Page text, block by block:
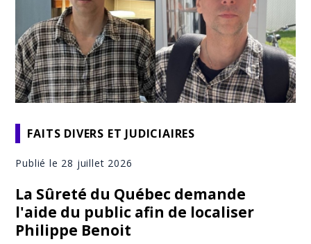
FAITS DIVERS ET JUDICIAIRES
Publié le 28 juillet 2026
La Sûreté du Québec demande
l'aide du public afin de localiser
Philippe Benoit